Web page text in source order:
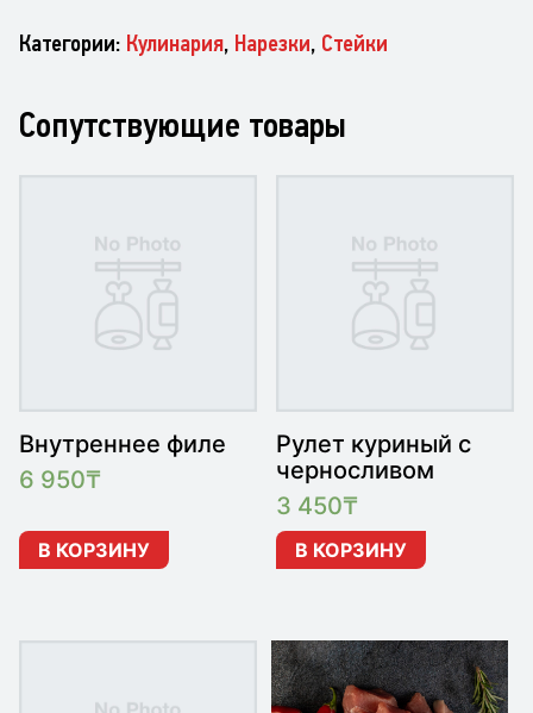
Категории: Кулинария, Нарезки, Стейки
Сопутствующие товары
Внутреннее филе
6 950₸
В КОРЗИНУ
Рулет куриный с
черносливом
3 450₸
В КОРЗИНУ